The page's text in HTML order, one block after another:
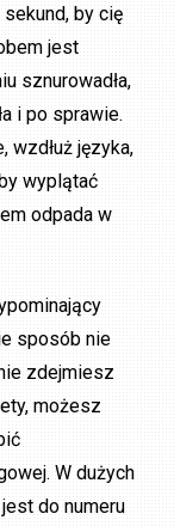
by cię
jest
sznurowadła,
i po sprawie.
wzdłuż języka,
wyplątać
odpada w
sposób nie
zdejmiesz
możesz
W dużych
do numeru